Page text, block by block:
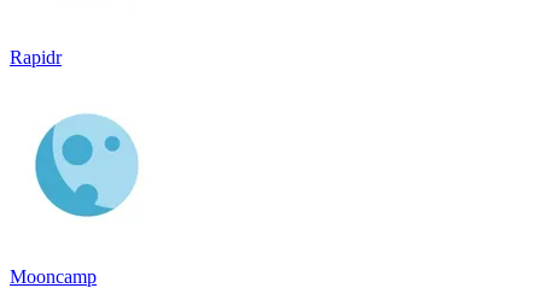
Rapidr
Mooncamp